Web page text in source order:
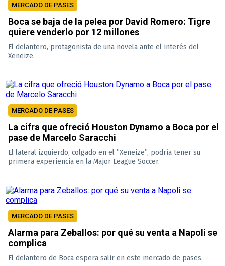
MERCADO DE PASES
Boca se baja de la pelea por David Romero: Tigre
quiere venderlo por 12 millones
El delantero, protagonista de una novela ante el interés del
Xeneize.
MERCADO DE PASES
La cifra que ofreció Houston Dynamo a Boca por el
pase de Marcelo Saracchi
El lateral izquierdo, colgado en el ”Xeneize”, podría tener su
primera experiencia en la Major League Soccer.
MERCADO DE PASES
Alarma para Zeballos: por qué su venta a Napoli se
complica
El delantero de Boca espera salir en este mercado de pases.